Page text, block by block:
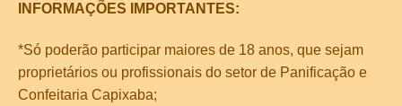
INFORMAÇÕES IMPORTANTES:
*Só poderão participar maiores de 18 anos, que sejam
proprietários ou profissionais do setor de Panificação e
Confeitaria Capixaba;